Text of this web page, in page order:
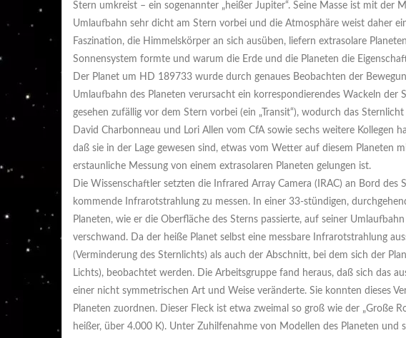
Stern umkreist – ein sogenannter „heißer Jupiter“. Seine Masse ist mit der
Umlaufbahn sehr dicht am Stern vorbei und die Atmosphäre weist daher
Faszination, die Himmelskörper an sich ausüben, liefern extrasolare
Sonnensystem formte und warum die Erde und die Planeten die
Der Planet um HD 189733 wurde durch genaues Beobachten der
Umlaufbahn des Planeten verursacht ein korrespondierendes Wackeln
gesehen zufällig vor dem Stern vorbei (ein „Transit“), wodurch das
David Charbonneau und Lori Allen vom CfA sowie sechs weitere Kollegen
daß sie in der Lage gewesen sind, etwas vom Wetter auf diesem Planeten
erstaunliche Messung von einem extrasolaren Planeten gelungen ist.
Die Wissenschaftler setzten die Infrared Array Camera (IRAC) an Bord des
kommende Infrarotstrahlung zu messen. In einer 33-stündigen,
Planeten, wie er die Oberfläche des Sterns passierte, auf seiner
verschwand. Da der heiße Planet selbst eine messbare Infrarotstrahlung
(Verminderung des Sternlichts) als auch der Abschnitt, bei dem sich der
Lichts), beobachtet werden. Die Arbeitsgruppe fand heraus, daß sich das
einer nicht symmetrischen Art und Weise veränderte. Sie konnten dieses
Planeten zuordnen. Dieser Fleck ist etwa zweimal so groß wie der „Große
heißer, über 4.000 K). Unter Zuhilfenahme von Modellen des Planeten und